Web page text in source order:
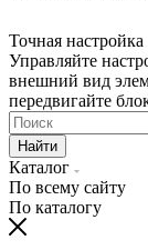
Точная настройка
Управляйте
внешний вид
передвигайте
Найти
Каталог
По всему сайту
По каталогу